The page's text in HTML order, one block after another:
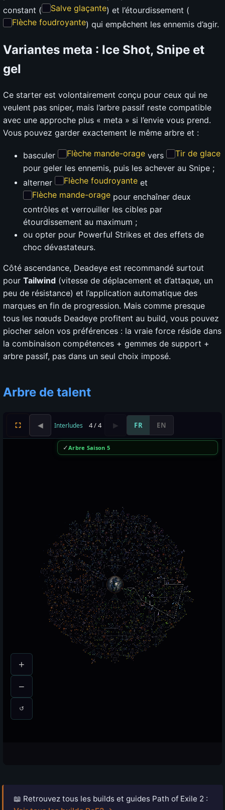
constant (
Salve glaçante) et l’étourdissement (
Flèche foudroyante) qui empêchent les ennemis d’agir.
Variantes meta : Ice Shot, Snipe et
gel
Ce starter est volontairement conçu pour ceux qui ne
veulent pas sniper, mais l’arbre passif reste compatible
avec une approche plus « meta » si l’envie vous prend.
Vous pouvez garder exactement le même arbre et :
basculer Flèche mande-orage vers
Tir de glace
pour geler les ennemis, puis les achever au Snipe ;
alterner
Flèche foudroyante et
Flèche mande-orage pour enchaîner deux
contrôles et verrouiller les cibles par
étourdissement au maximum ;
ou opter pour Powerful Strikes et des effets de
choc dévastateurs.
Côté ascendance, Deadeye est recommandé surtout
pour Tailwind (vitesse de déplacement et d’attaque, un
peu de résistance) et l’application automatique des
marques en fin de progression. Mais comme presque
tous les nœuds Deadeye profitent au build, vous pouvez
piocher selon vos préférences : la vraie force réside dans
la combinaison compétences + gemmes de support +
arbre passif, pas dans un seul choix imposé.
Arbre de talent
📖 Retrouvez tous les builds et guides Path of Exile 2 :